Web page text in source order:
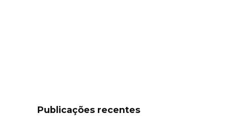
Publicações recentes